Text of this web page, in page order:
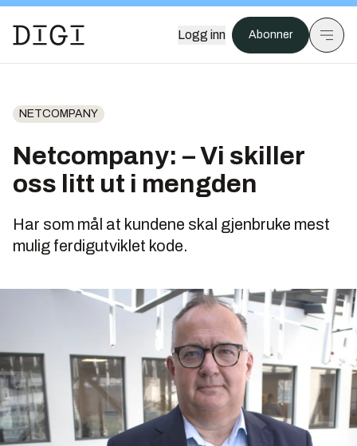
Logg inn Abonner
NETCOMPANY
Netcompany: – Vi skiller
oss litt ut i mengden
Har som mål at kundene skal gjenbruke mest
mulig ferdigutviklet kode.